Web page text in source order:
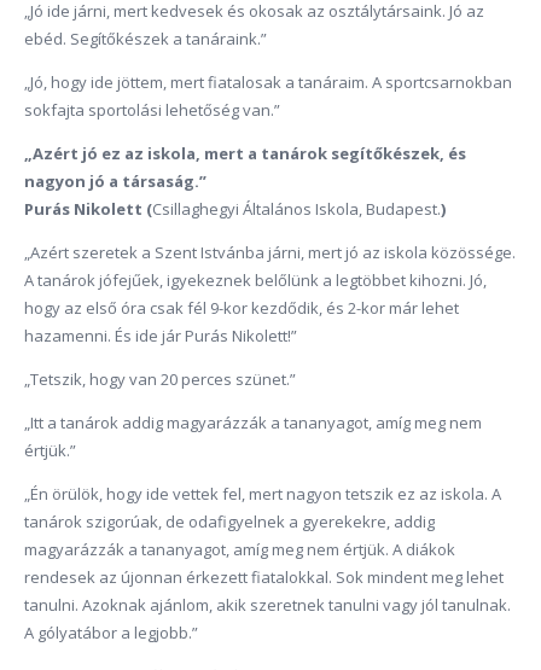
„Jó ide járni, mert kedvesek és okosak az osztálytársaink. Jó az
ebéd. Segítőkészek a tanáraink.”
„Jó, hogy ide jöttem, mert fiatalosak a tanáraim. A sportcsarnokban
sokfajta sportolási lehetőség van.”
„Azért jó ez az iskola, mert a tanárok segítőkészek, és
nagyon jó a társaság.”
Purás Nikolett (Csillaghegyi Általános Iskola, Budapest.)
„Azért szeretek a Szent Istvánba járni, mert jó az iskola közössége.
A tanárok jófejűek, igyekeznek belőlünk a legtöbbet kihozni. Jó,
hogy az első óra csak fél 9-kor kezdődik, és 2-kor már lehet
hazamenni. És ide jár Purás Nikolett!”
„Tetszik, hogy van 20 perces szünet.”
„Itt a tanárok addig magyarázzák a tananyagot, amíg meg nem
értjük.”
„Én örülök, hogy ide vettek fel, mert nagyon tetszik ez az iskola. A
tanárok szigorúak, de odafigyelnek a gyerekekre, addig
magyarázzák a tananyagot, amíg meg nem értjük. A diákok
rendesek az újonnan érkezett fiatalokkal. Sok mindent meg lehet
tanulni. Azoknak ajánlom, akik szeretnek tanulni vagy jól tanulnak.
A gólyatábor a legjobb.”